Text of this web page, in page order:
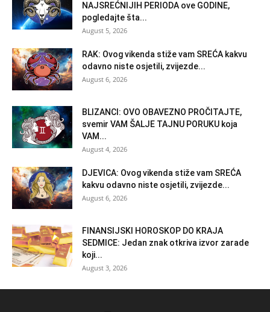
NAJSREĆNIJIH PERIODA ove GODINE,
pogledajte šta...
August 5, 2026
RAK: Ovog vikenda stiže vam SREĆA kakvu
odavno niste osjetili, zvijezde...
August 6, 2026
BLIZANCI: OVO OBAVEZNO PROČITAJTE,
svemir VAM ŠALJE TAJNU PORUKU koja
VAM...
August 4, 2026
DJEVICA: Ovog vikenda stiže vam SREĆA
kakvu odavno niste osjetili, zvijezde...
August 6, 2026
FINANSIJSKI HOROSKOP DO KRAJA
SEDMICE: Jedan znak otkriva izvor zarade
koji...
August 3, 2026